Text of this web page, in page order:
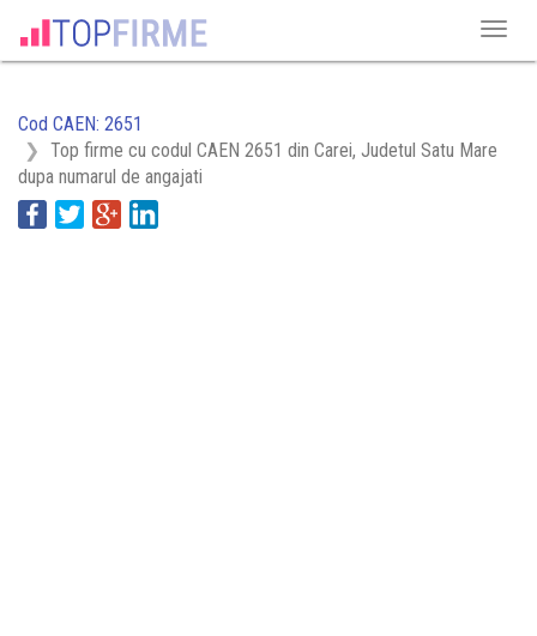
Cod CAEN: 2651
Top firme cu codul CAEN 2651 din Carei, Judetul Satu Mare
dupa numarul de angajati